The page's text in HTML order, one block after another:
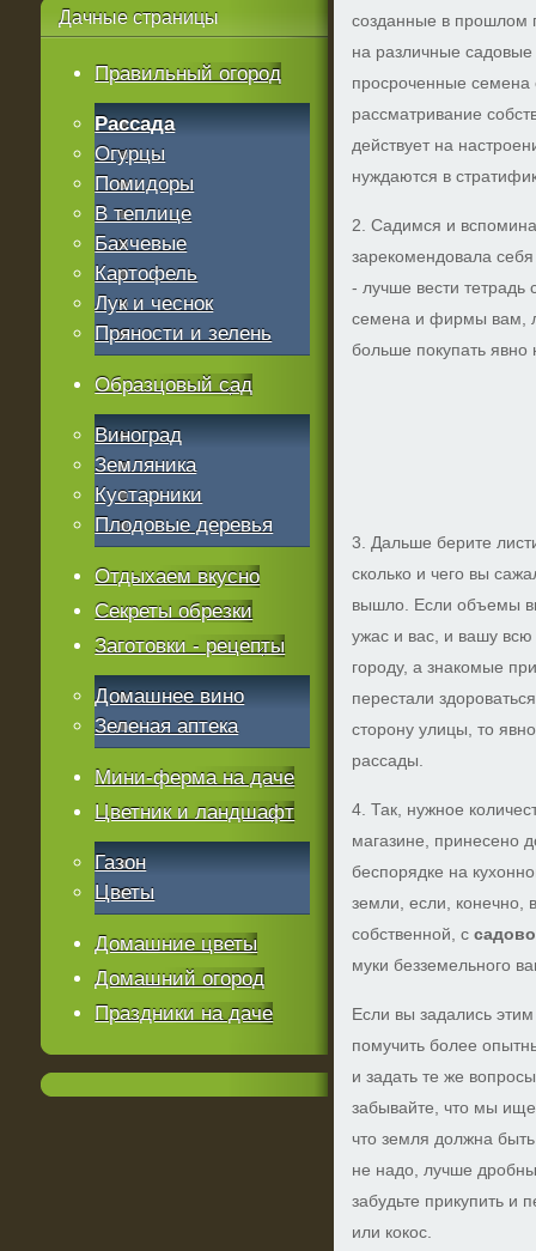
созданные в прошлом
на различные
просроченные
рассматривание
действует на
нуждаются в
2. Садимся и
зарекомендовала
- лучше вести тетрадь
семена и фирмы вам,
больше покупать явно
3. Дальше берите
сколько и чего вы
вышло. Если объемы
ужас и вас, и вашу
городу, а знакомые
перестали
сторону улицы, то
рассады.
4. Так, нужное
магазине, принесено
беспорядке на
земли, если, конечно,
собственной, с
муки безземельного
Если вы задались
помучить более
и задать те же
забывайте, что мы
что земля должна
не надо, лучше
забудьте прикупить и
или кокос.
Дачные страницы
Правильный огород
Рассада
Огурцы
Помидоры
В теплице
Бахчевые
Картофель
Лук и чеснок
Пряности и зелень
Образцовый сад
Виноград
Земляника
Кустарники
Плодовые деревья
Отдыхаем вкусно
Секреты обрезки
Заготовки - рецепты
Домашнее вино
Зеленая аптека
Мини-ферма на даче
Цветник и ландшафт
Газон
Цветы
Домашние цветы
Домашний огород
Праздники на даче